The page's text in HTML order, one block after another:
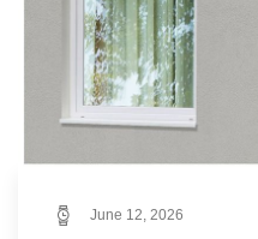
June 12, 2026